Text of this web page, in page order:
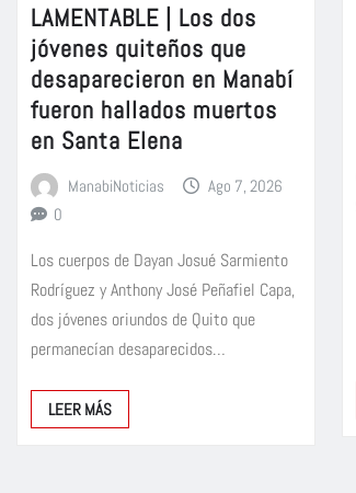
LAMENTABLE | Los dos
jóvenes quiteños que
desaparecieron en Manabí
fueron hallados muertos
en Santa Elena
ManabiNoticias
Ago 7, 2026
0
Los cuerpos de Dayan Josué Sarmiento
Rodríguez y Anthony José Peñafiel Capa,
dos jóvenes oriundos de Quito que
permanecían desaparecidos…
LEER MÁS